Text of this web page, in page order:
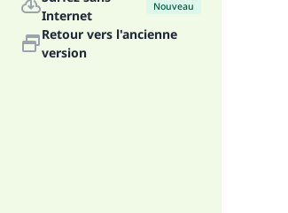
Internet
Nouveau
Retour vers l'ancienne
version